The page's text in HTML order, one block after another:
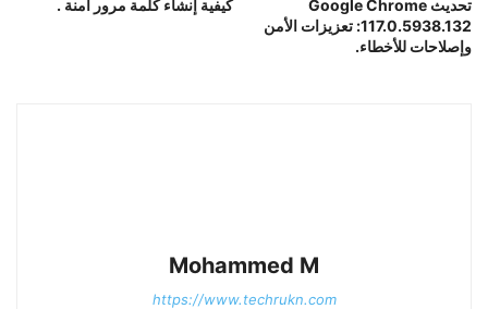
كيفية إنشاء كلمة مرور آمنة .
تحديث Google Chrome
117.0.5938.132: تعزيزات الأمن
وإصلاحات للأخطاء.
Mohammed M
https://www.techrukn.com